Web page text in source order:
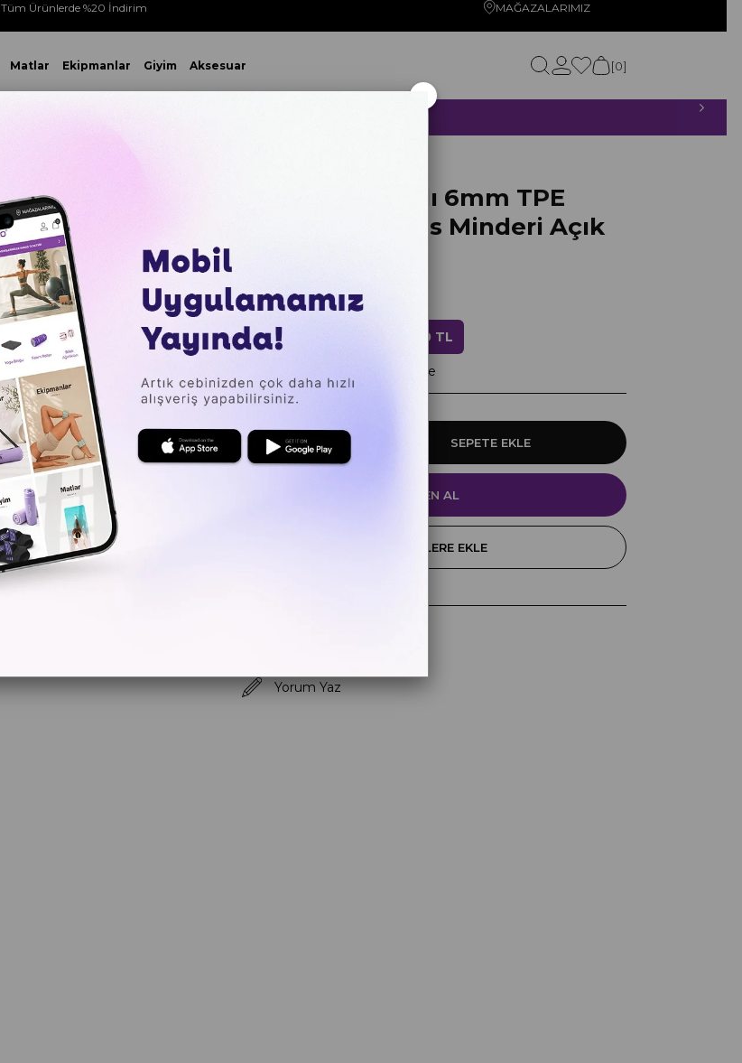
Tüm Ürünlerde %20 İndirim MAĞAZALARIMIZ
Matlar Ekipmanlar Giyim Aksesuar 0
Gymo Hizalamalı 6mm TPE
Yoga Matı Pilates Minderi Açık
Yeşil
₺2.049,00
Sepette %20 İndirim 1.639,20 TL
`den başlayan taksitlerle
FAVORILERE EKLE
Yorum Yaz